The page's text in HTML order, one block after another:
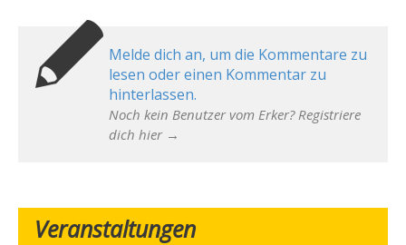
Melde dich an, um die Kommentare zu
lesen oder einen Kommentar zu
hinterlassen.
Noch kein Benutzer vom Erker? Registriere
dich hier →
Veranstaltungen